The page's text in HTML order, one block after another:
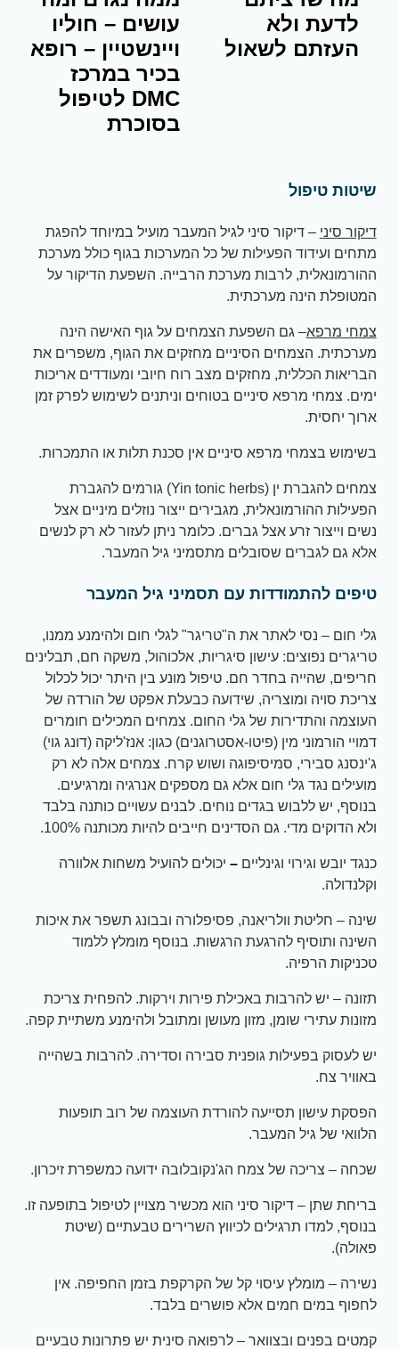
לדעת ולא
העזתם לשאול
עושים – חוליו
ויינשטיין – רופא
בכיר במרכז
DMC לטיפול
בסוכרת
שיטות טיפול
דיקור סיני – דיקור סיני לגיל המעבר מועיל במיוחד להפגת
מתחים ועידוד הפעילות של כל המערכות בגוף כולל מערכת
ההורמונאלית, לרבות מערכת הרבייה. השפעת הדיקור על
המטופלת הינה מערכתית.
צמחי מרפא– גם השפעת הצמחים על גוף האישה הינה
מערכתית. הצמחים הסיניים מחזקים את הגוף, משפרים את
הבריאות הכללית, מחזקים מצב רוח חיובי ומעודדים אריכות
ימים. צמחי מרפא סיניים בטוחים וניתנים לשימוש לפרק זמן
ארוך יחסית.
בשימוש בצמחי מרפא סיניים אין סכנת תלות או התמכרות.
צמחים להגברת ין (Yin tonic herbs) גורמים להגברת
הפעילות ההורמונאלית, מגבירים ייצור נוזלים מיניים אצל
נשים וייצור זרע אצל גברים. כלומר ניתן לעזור לא רק לנשים
אלא גם לגברים שסובלים מתסמיני גיל המעבר.
טיפים להתמודדות עם תסמיני גיל המעבר
גלי חום – נסי לאתר את ה"טריגר" לגלי חום ולהימנע ממנו,
טריגרים נפוצים: עישון סיגריות, אלכוהול, משקה חם, תבלינים
חריפים, שהייה בחדר חם. טיפול מונע בין היתר יכול לכלול
צריכת סויה ומוצריה, שידועה כבעלת אפקט של הורדה של
העוצמה והתדירות של גלי החום. צמחים המכילים חומרים
דמויי הורמוני מין (פיטו-אסטרוגנים) כגון: אנז'ליקה (דונג גוי)
ג'ינסנג סבירי, סמיסיפוגה ושוש קרח. צמחים אלה לא רק
מועילים נגד גלי חום אלא גם מספקים אנרגיה ומרגיעים.
בנוסף, יש ללבוש בגדים נוחים. לבנים עשויים כותנה בלבד
ולא הדוקים מדי. גם הסדינים חייבים להיות מכותנה 100%.
כנגד יובש וגירוי וגינליים – יכולים להועיל משחות אלוורה
וקלנדולה.
שינה – חליטת וולריאנה, פסיפלורה ובבונג תשפר את איכות
השינה ותוסיף להרגעת הרגשות. בנוסף מומלץ ללמוד
טכניקות הרפיה.
תזונה – יש להרבות באכילת פירות וירקות. להפחית צריכת
מזונות עתירי שומן, מזון מעושן ומתובל ולהימנע משתיית קפה.
יש לעסוק בפעילות גופנית סבירה וסדירה. להרבות בשהייה
באוויר צח.
הפסקת עישון תסייעה להורדת העוצמה של רוב תופעות
הלוואי של גיל המעבר.
שכחה – צריכה של צמח הג'נקובלובה ידועה כמשפרת זיכרון.
בריחת שתן – דיקור סיני הוא מכשיר מצויין לטיפול בתופעה זו.
בנוסף, למדו תרגילים לכיווץ השרירים טבעתיים (שיטת
פאולה).
נשירה – מומלץ עיסוי קל של הקרקפת בזמן החפיפה. אין
לחפוף במים חמים אלא פושרים בלבד.
קמטים בפנים ובצוואר – לרפואה סינית יש פתרונות טבעיים